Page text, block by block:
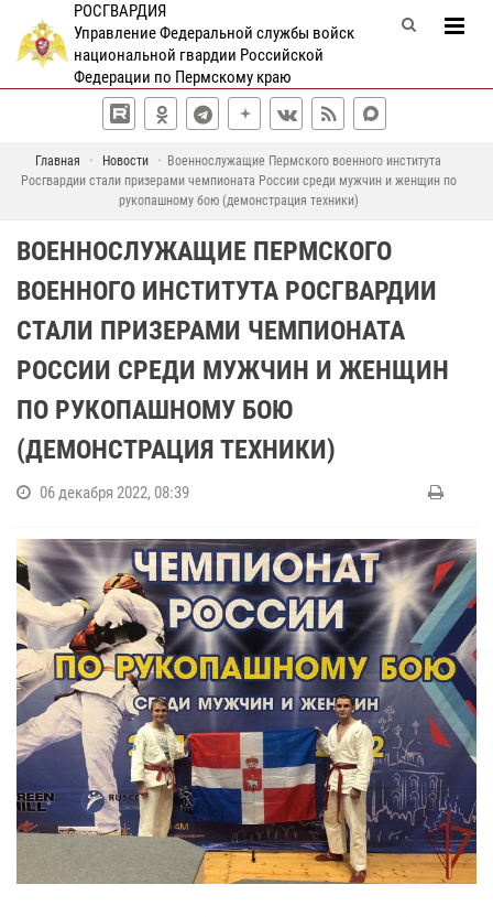
РОСГВАРДИЯ
Управление Федеральной службы войск
национальной гвардии Российской
Федерации по Пермскому краю
Главная Новости
Военнослужащие Пермского военного института
Росгвардии стали призерами чемпионата России среди мужчин и женщин по
рукопашному бою (демонстрация техники)
ВОЕННОСЛУЖАЩИЕ ПЕРМСКОГО
ВОЕННОГО ИНСТИТУТА РОСГВАРДИИ
СТАЛИ ПРИЗЕРАМИ ЧЕМПИОНАТА
РОССИИ СРЕДИ МУЖЧИН И ЖЕНЩИН
ПО РУКОПАШНОМУ БОЮ
(ДЕМОНСТРАЦИЯ ТЕХНИКИ)
06 декабря 2022, 08:39